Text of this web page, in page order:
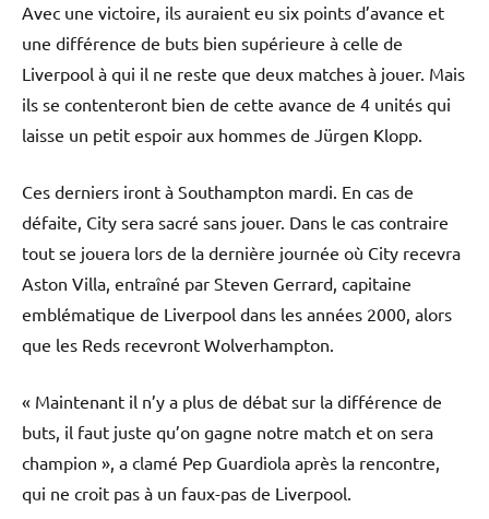
Avec une victoire, ils auraient eu six points d’avance et
une différence de buts bien supérieure à celle de
Liverpool à qui il ne reste que deux matches à jouer. Mais
ils se contenteront bien de cette avance de 4 unités qui
laisse un petit espoir aux hommes de Jürgen Klopp.
Ces derniers iront à Southampton mardi. En cas de
défaite, City sera sacré sans jouer. Dans le cas contraire
tout se jouera lors de la dernière journée où City recevra
Aston Villa, entraîné par Steven Gerrard, capitaine
emblématique de Liverpool dans les années 2000, alors
que les Reds recevront Wolverhampton.
« Maintenant il n’y a plus de débat sur la différence de
buts, il faut juste qu’on gagne notre match et on sera
champion », a clamé Pep Guardiola après la rencontre,
qui ne croit pas à un faux-pas de Liverpool.